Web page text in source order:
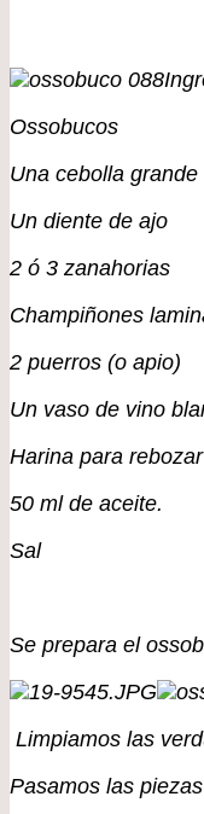
Ossobucos
Una cebolla grande
Un diente de ajo
2 ó 3 zanahorias
Champiñones
2 puerros (o apio)
Un vaso de vino
Harina para rebozar
50 ml de aceite.
Sal
Se prepara el
Limpiamos las
Pasamos las